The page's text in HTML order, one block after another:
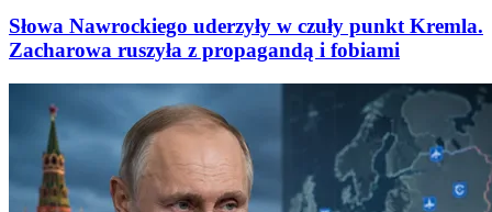
Słowa Nawrockiego uderzyły w czuły punkt Kremla.
Zacharowa ruszyła z propagandą i fobiami